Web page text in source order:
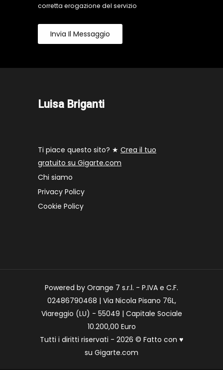
corretta erogazione del servizio
Invia Il Messaggio
Luisa Briganti
Ti piace questo sito? ★ Crea il tuo
gratuito su Gigarte.com
Chi siamo
Privacy Policy
Cookie Policy
Powered by Orange 7 s.r.l. - P.IVA e C.F.
02486790468 | Via Nicola Pisano 76L,
Viareggio (LU) - 55049 | Capitale Sociale
10.200,00 Euro
Tutti i diritti riservati - 2026 © Fatto con ♥
su Gigarte.com